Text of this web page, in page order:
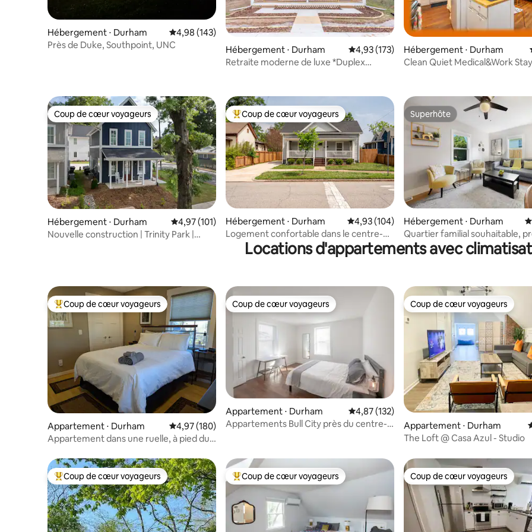
Hébergement ⋅ Durham Évaluation moyenne sur la base de 143 commentaires : 4,98 sur 5
4,98 (143)
Près de Duke, Southpoint, UNC
Hébergement ⋅ Durham Évaluation moyenne sur la base de 173
4,93 (173)
Retraite moderne de luxe *Duplex
Hébergement ⋅ Durham
Clean Quiet Medical&Work
Coup de cœur voyageurs
Coup de cœur voyageurs
Hébergement ⋅ Durham Évaluation moyenne sur la base de 101 commentaires : 4,97 sur 5
4,97 (101)
Nouvelle construction | Trinity Park |
Coups de cœur voyageurs les plus appréciés
Coup de cœur voyageurs
Hébergement ⋅ Durham Évaluation moyenne sur la base de 104
4,93 (104)
Logement confortable dans le centre-
ville de Durham.
Superhôte
Superhôte
Hébergement ⋅ Durham
Quartier familial souhaitable,
Duke/Hôpital
Locations d'appartements avec
Coups de cœur voyageurs les plus appréciés
Coup de cœur voyageurs
Appartement ⋅ Durham Évaluation moyenne sur la base de 180 commentaires : 4,97 sur 5
4,97 (180)
Appartement dans une ruelle, à pied du
Coup de cœur voyageurs
Coup de cœur voyageurs
Appartement ⋅ Durham Évaluation moyenne sur la base de 132
4,87 (132)
Appartements Bull City près du centre-
Coup de cœur voyageurs
Coup de cœur voyageurs
Appartement ⋅ Durham
The Loft @ Casa Azul - Studio
Coups de cœur voyageurs les plus appréciés
Coup de cœur voyageurs Coups de cœur voyageurs les plus appréciés
Coup de cœur voyageurs Coup de cœur voyageurs
Coup de cœur voyageurs